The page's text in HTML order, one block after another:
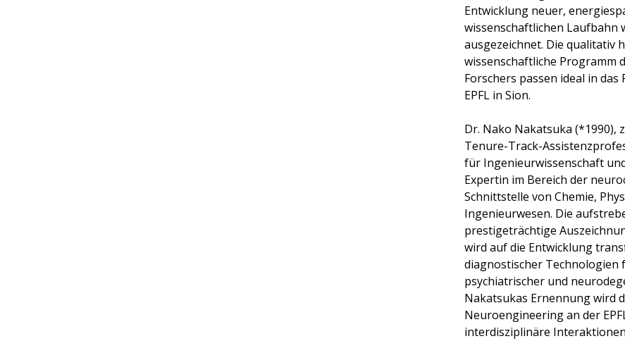
Entwicklung neuer,
wissenschaftlichen Laufbahn
ausgezeichnet. Die qualitativ
wissenschaftliche Programm
Forschers passen ideal in
EPFL in Sion.
Dr. Nako Nakatsuka (*1990),
Tenure-Track-
für Ingenieurwissenschaft
Expertin im Bereich der
Schnittstelle von Chemie,
Ingenieurwesen. Die
prestigeträchtige
wird auf die Entwicklung
diagnostischer Technologien
psychiatrischer und
Nakatsukas Ernennung wird
Neuroengineering an der
interdisziplinäre